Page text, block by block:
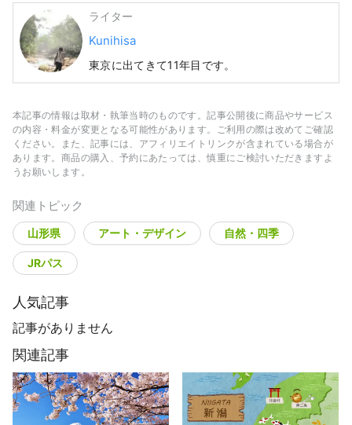
ライター
Kunihisa
東京に出てきて11年目です。
本記事の情報は取材・執筆当時のものです。記事公開後に商品やサービス
の内容・料金が変更となる可能性があります。ご利用の際は改めてご確認
ください。また、記事には、アフィリエイトリンクが含まれている場合が
あります。商品の購入、予約にあたっては、慎重にご検討いただきますよ
うお願いします。
関連トピック
山形県 アート・デザイン 自然・四季
JRパス
人気記事
記事がありません
関連記事